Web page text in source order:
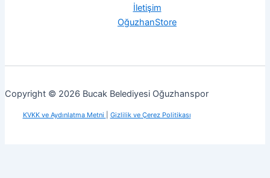
İletişim
OğuzhanStore
Copyright © 2026 Bucak Belediyesi Oğuzhanspor
KVKK ve Aydınlatma Metni Gizlilik ve Çerez Politikası